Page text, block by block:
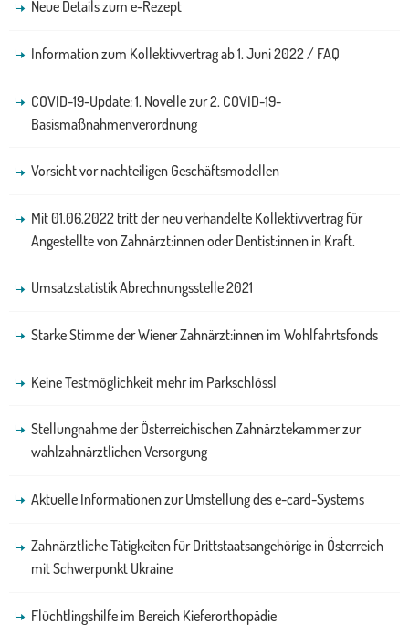
Neue Details zum e-Rezept
Information zum Kollektivvertrag ab 1. Juni 2022 / FAQ
COVID-19-Update: 1. Novelle zur 2. COVID-19-
Basismaßnahmenverordnung
Vorsicht vor nachteiligen Geschäftsmodellen
Mit 01.06.2022 tritt der neu verhandelte Kollektivvertrag für
Angestellte von Zahnärzt:innen oder Dentist:innen in Kraft.
Umsatzstatistik Abrechnungsstelle 2021
Starke Stimme der Wiener Zahnärzt:innen im Wohlfahrtsfonds
Keine Testmöglichkeit mehr im Parkschlössl
Stellungnahme der Österreichischen Zahnärztekammer zur
wahlzahnärztlichen Versorgung
Aktuelle Informationen zur Umstellung des e-card-Systems
Zahnärztliche Tätigkeiten für Drittstaatsangehörige in Österreich
mit Schwerpunkt Ukraine
Flüchtlingshilfe im Bereich Kieferorthopädie